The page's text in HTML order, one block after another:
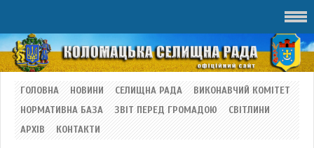
ГОЛОВНА НОВИНИ СЕЛИЩНА РАДА
ВИКОНАВЧИЙ КОМІТЕТ
НОРМАТИВНА БАЗА
ЗВІТ ПЕРЕД ГРОМАДОЮ
СВІТЛИНИ
АРХІВ
КОНТАКТИ